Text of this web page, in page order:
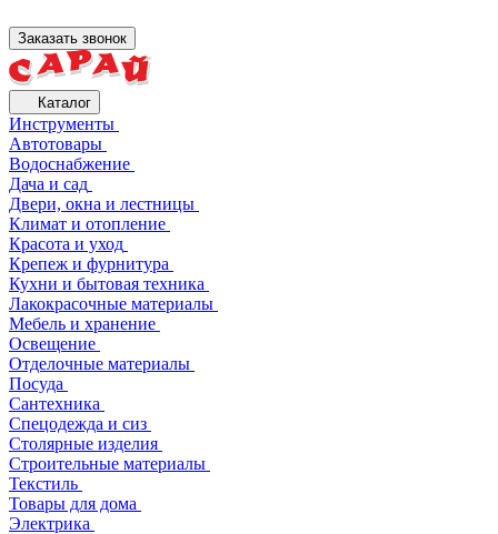
Заказать звонок
Каталог
Инструменты
Автотовары
Водоснабжение
Дача и сад
Двери, окна и лестницы
Климат и отопление
Красота и уход
Крепеж и фурнитура
Кухни и бытовая техника
Лакокрасочные материалы
Мебель и хранение
Освещение
Отделочные материалы
Посуда
Сантехника
Спецодежда и сиз
Столярные изделия
Строительные материалы
Текстиль
Товары для дома
Электрика